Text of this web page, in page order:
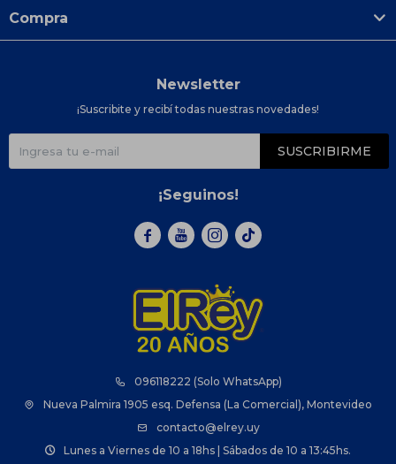
096118222 (Solo WhatsApp)
Nueva Palmira 1905 esq. Defensa (La Comercial), Montevideo
contacto@elrey.uy
Lunes a Viernes de 10 a 18hs | Sábados de 10 a 13:45hs.
Compra
Newsletter
¡Suscribite y recibí todas nuestras novedades!
SUSCRIBIRME
¡Seguinos!
  